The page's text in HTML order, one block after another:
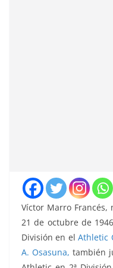
Víctor Marro Francés,
21 de octubre de
División en elAthletic
A. Osasuna, también